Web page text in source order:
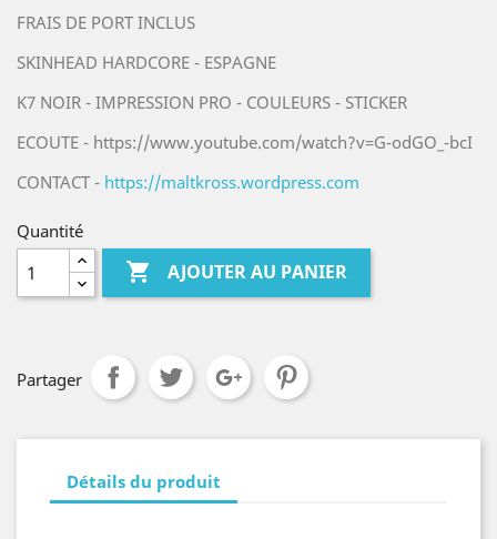
FRAIS DE PORT INCLUS
SKINHEAD HARDCORE - ESPAGNE
K7 NOIR - IMPRESSION PRO - COULEURS - STICKER
ECOUTE - https://www.youtube.com/watch?v=G-odGO_-bcI
CONTACT - https://maltkross.wordpress.com
Quantité
 AJOUTER AU PANIER
Partager
Détails du produit